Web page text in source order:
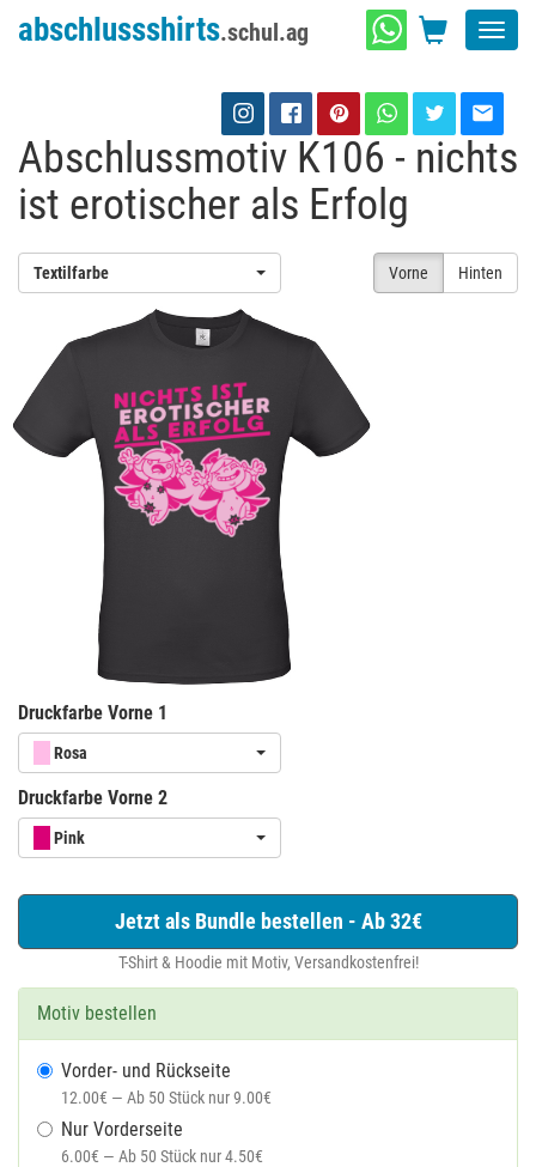
abschlussshirts.schul.ag
Abschlussmotiv K106 - nichts
ist erotischer als Erfolg
Vorne Hinten
Textilfarbe
Druckfarbe Vorne 1
Rosa
Druckfarbe Vorne 2
Pink
Jetzt als Bundle bestellen - Ab 32€
T-Shirt & Hoodie mit Motiv, Versandkostenfrei!
Motiv bestellen
Vorder- und Rückseite
12.00€ — Ab 50 Stück nur 9.00€
Nur Vorderseite
6.00€ — Ab 50 Stück nur 4.50€